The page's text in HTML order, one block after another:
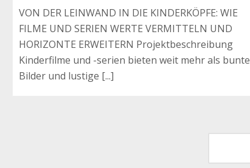
VON DER LEINWAND IN DIE KINDERKÖPFE: WIE
FILME UND SERIEN WERTE VERMITTELN UND
HORIZONTE ERWEITERN Projektbeschreibung
Kinderfilme und -serien bieten weit mehr als bunte
Bilder und lustige [...]